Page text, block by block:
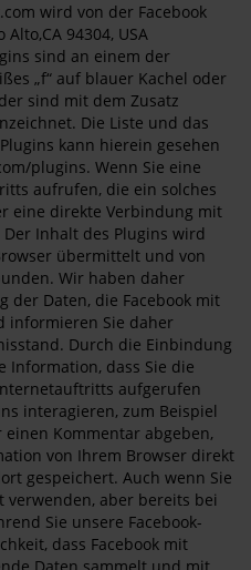
wird von der Facebook
Alto,CA 94304, USA
sind an einem der
„f“ auf blauer Kachel oder
sind mit dem Zusatz
Die Liste und das
kann hierein gesehen
plugins. Wenn Sie eine
aufrufen, die ein solches
eine direkte Verbindung mit
Der Inhalt des Plugins wird
übermittelt und von
Wir haben daher
der Daten, die Facebook mit
informieren Sie daher
Durch die Einbindung
Information, dass Sie die
aufgerufen
interagieren, zum Beispiel
Kommentar abgeben,
von Ihrem Browser direkt
gespeichert. Auch wenn Sie
aber bereits bei
Sie unsere Facebook-
dass Facebook mit